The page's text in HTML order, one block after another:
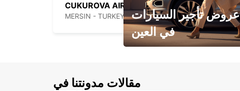
CUKUROVA AIRPORT INTERN ARRIVAL
MERSIN - TURKEY
عروض تأجير السيارات
في العين
مقالات مدونتنا في